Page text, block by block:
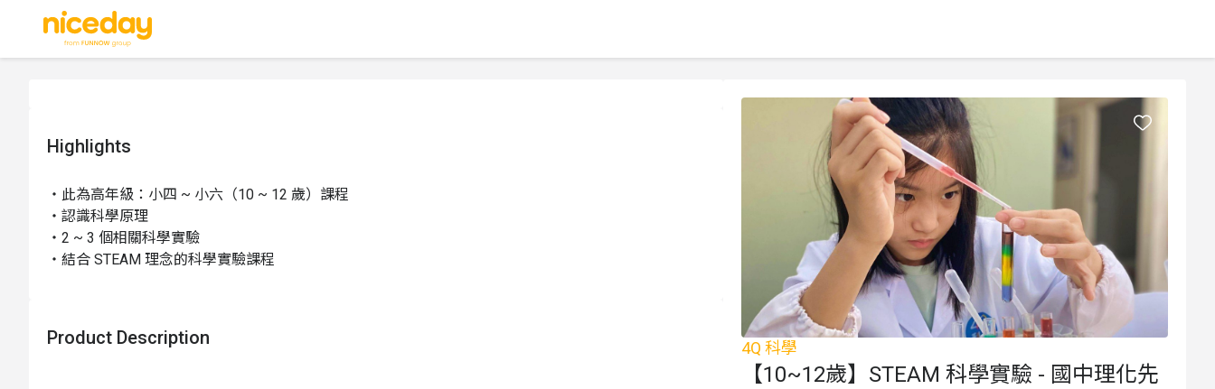
Highlights
・此為高年級：小四 ~ 小六（10 ~ 12 歲）課程
・認識科學原理
・2 ~ 3 個相關科學實驗
・結合 STEAM 理念的科學實驗課程
Product Description 4Q 科學
【10~12歲】STEAM 科學實驗 - 國中理化先